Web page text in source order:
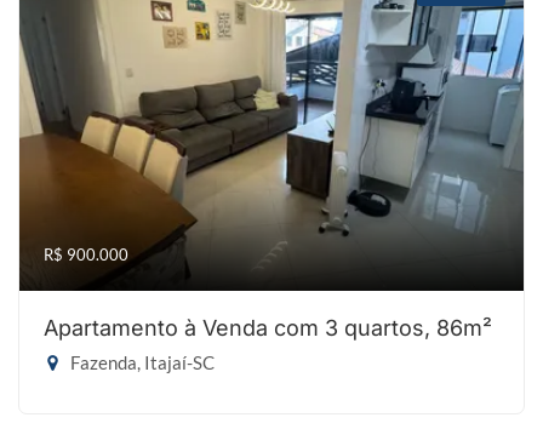
R$ 900.000
Apartamento à Venda com 3 quartos, 86m²
Fazenda, Itajaí-SC